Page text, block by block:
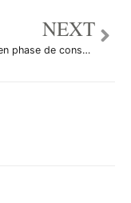
NEXT
Le dollar en phase de consolidation